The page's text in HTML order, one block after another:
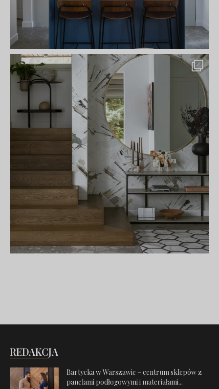
REDAKCJA
Bartycka w Warszawie – centrum sklepów z
panelami podłogowymi i materiałami...